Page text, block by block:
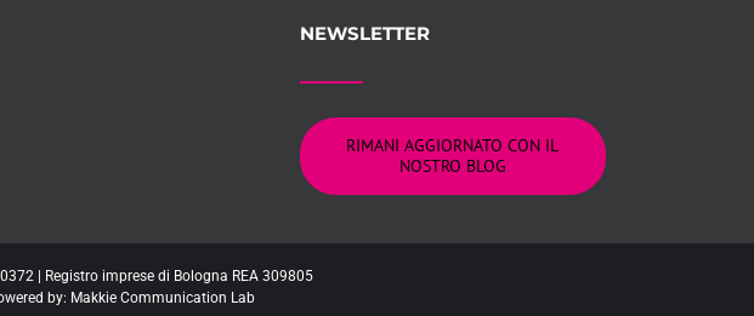
NEWSLETTER
RIMANI AGGIORNATO CON IL
NOSTRO BLOG
| Registro imprese di Bologna REA 309805
by: Makkie Communication Lab